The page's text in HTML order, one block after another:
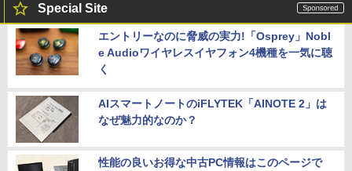
Special Site
エントリーなのに脅威の実力!「Osprey」Nobl
e Audioワイヤレスイヤフォン4機種を一気に聴
く
AIスマートノートのiFLYTEK「AINOTE 2」は
なぜ魅力的なのか？
性能の良いお得な中古PC情報はこのページで